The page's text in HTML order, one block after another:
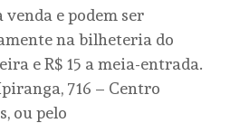
venda e podem ser
na bilheteria do
e R$ 15 a meia-entrada.
716 – Centro
ou pelo